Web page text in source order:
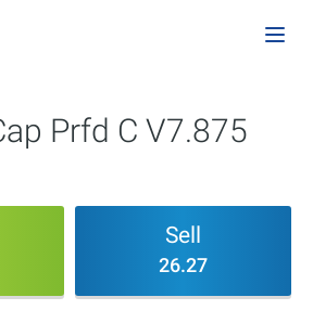
Prfd C V7.875
Sell
26.27